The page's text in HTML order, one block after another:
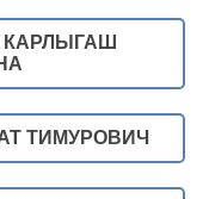
КАРЛЫГАШ
ТИМУРОВИЧ